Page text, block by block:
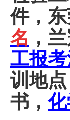
件，
名 ，
工报
训地点
书，